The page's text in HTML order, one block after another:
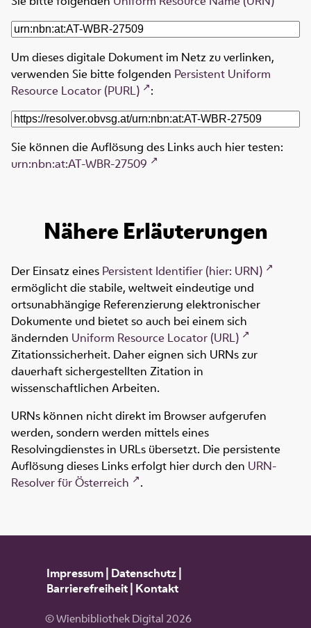
Um dieses digitale Dokument im Netz zu verlinken,
verwenden Sie bitte folgenden Persistent Uniform
Resource Locator (PURL)
:
Sie können die Auflösung des Links auch hier testen:
urn:nbn:at:AT-WBR-27509
Nähere Erläuterungen
Der Einsatz eines Persistent Identifier (hier: URN)
ermöglicht die stabile, weltweit eindeutige und
ortsunabhängige Referenzierung elektronischer
Dokumente und bietet so auch bei einem sich
ändernden Uniform Resource Locator (URL)
Zitationssicherheit. Daher eignen sich URNs zur
dauerhaft sichergestellten Zitation in
wissenschaftlichen Arbeiten.
URNs können nicht direkt im Browser aufgerufen
werden, sondern werden mittels eines
Resolvingdienstes in URLs übersetzt. Die persistente
Auflösung dieses Links erfolgt hier durch den URN-
Resolver für Österreich
.
Impressum| Datenschutz|
Barrierefreiheit| Kontakt
© Wienbibliothek Digital 2026